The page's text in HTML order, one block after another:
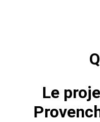
Le